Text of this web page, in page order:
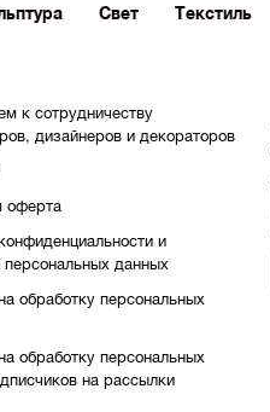
Свет Текстиль
к сотрудничеству
дизайнеров и декораторов
оферта
и
персональных данных
обработку персональных
обработку персональных
на рассылки